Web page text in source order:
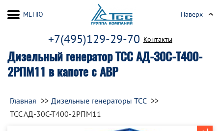
Дизельный генератор ТСС АД-30С-Т400-
2РПМ11 в капоте с АВР
+7(495)129-29-70 Контакты
МЕНЮ Наверх
Главная
Дизельные генераторы ТСС
ТСС АД-30С-Т400-2РПМ11